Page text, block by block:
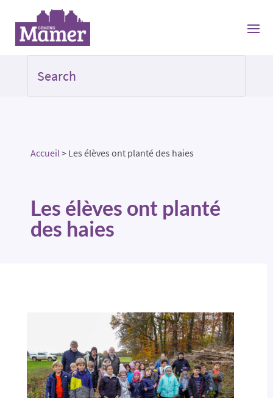
Accueil> Les élèves ont planté des haies
Les élèves ont planté
des haies